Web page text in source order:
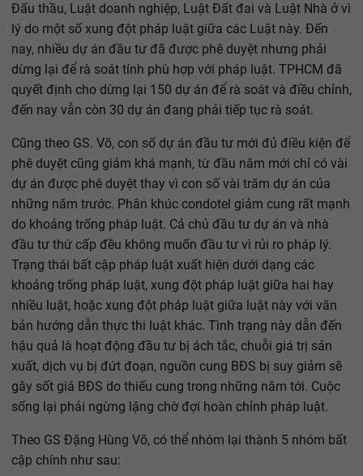
Đấu thầu, Luật doanh nghiệp, Luật Đất đai và Luật Nhà ở vì
lý do một số xung đột pháp luật giữa các Luật này. Đến
nay, nhiều dự án đầu tư đã được phê duyệt nhưng phải
dừng lại để rà soát tính phù hợp với pháp luật. TPHCM đã
quyết định cho dừng lại 150 dự án để rà soát và điều chỉnh,
đến nay vẫn còn 30 dự án đang phải tiếp tục rà soát.
Cũng theo GS. Võ, con số dự án đầu tư mới đủ điều kiện để
phê duyệt cũng giảm khá mạnh, từ đầu năm mới chỉ có vài
dự án được phê duyệt thay vì con số vài trăm dự án của
những năm trước. Phân khúc condotel giảm cung rất mạnh
do khoảng trống pháp luật. Cả chủ đầu tư dự án và nhà
đầu tư thứ cấp đều không muốn đầu tư vì rủi ro pháp lý.
Trạng thái bất cập pháp luật xuất hiện dưới dạng các
khoảng trống pháp luật, xung đột pháp luật giữa hai hay
nhiều luật, hoặc xung đột pháp luật giữa luật này với văn
bản hướng dẫn thực thi luật khác. Tình trạng này dẫn đến
hậu quả là hoạt động đầu tư bị ách tắc, chuỗi giá trị sản
xuất, dịch vụ bị đứt đoạn, nguồn cung BĐS bị suy giảm sẽ
gây sốt giá BĐS do thiếu cung trong những năm tới. Cuộc
sống lại phải ngừng lặng chờ đợi hoàn chỉnh pháp luật.
Theo GS Đặng Hùng Võ, có thể nhóm lại thành 5 nhóm bất
cập chính như sau: